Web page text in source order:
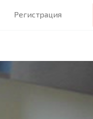
Регистрация